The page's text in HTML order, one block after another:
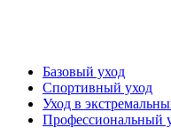
Базовый уход
Спортивный уход
Уход в
Профессиональный